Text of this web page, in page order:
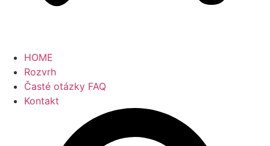
HOME
Rozvrh
Časté otázky FAQ
Kontakt